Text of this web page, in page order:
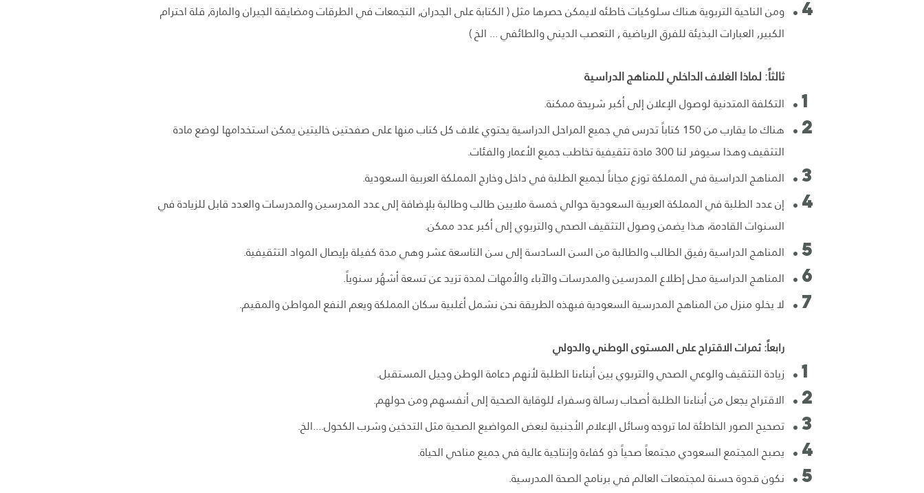
ومن الناحية التربوية هناك سلوكيات خاطئه لايمكن حصرها مثل ( الكتابة على الجدران, التجمعات في الطرقات ومضايقة الجيران والمارة, قلة احترام
الكبير, العبارات البذيئة للفرق الرياضية , التعصب الديني والطائفي ... الخ )
ثالثاً: لماذا الغلاف الداخلي للمناهج الدراسية
التكلفة المتدنية لوصول الإعلان إلى أكبر شريحة ممكنة.
هناك ما يقارب من 150 كتاباً تدرس في جميع المراحل الدراسية يحتوي غلاف كل كتاب منها على صفحتين خاليتين يمكن استخدامها لوضع مادة
التثقيف وهذا سيوفر لنا 300 مادة تثقيفية تخاطب جميع الأعمار والفئات.
المناهج الدراسية في المملكة توزع مجاناً لجميع الطلبة في داخل وخارج المملكة العربية السعودية.
إن عدد الطلبة في المملكة العربية السعودية حوالي خمسة ملايين طالب وطالبة بلإضافة إلى عدد المدرسين والمدرسات والعدد قابل للزيادة في
السنوات القادمة، هذا يضمن وصول التثقيف الصحي والتربوي إلى أكبر عدد ممكن.
المناهج الدراسية رفيق الطالب والطالبة من السن السادسة إلى سن التاسعة عشر وهي مدة كفيلة بإيصال المواد التثقيفية.
المناهج الدراسية محل إطلاع المدرسين والمدرسات والآباء والأمهات لمدة تزيد عن تسعة أشهُر سنوياً.
لا يخلو منزل من المناهج المدرسية السعودية فبهذه الطريقة نحن نشمل أغلبية سكان المملكة ويعم النفع المواطن والمقيم.
رابعاً: ثمرات الاقتراح على المستوى الوطني والدولي
زيادة التثقيف والوعي الصحي والتربوي بين أبناءنا الطلبة لأنهم دعامة الوطن وجيل المستقبل.
الاقتراح يجعل من أبناءنا الطلبة أصحاب رسالة وسفراء للوقاية الصحية إلى أنفسهم ومن حولهم.
تصحيح الصور الخاطئة لما تروجه وسائل الإعلام الأجنبية لبعض المواضيع الصحية مثل التدخين وشرب الكحول....الخ.
يصبح المجتمع السعودي مجتمعاً صحياً ذو كفاءة وإنتاجية عالية في جميع مناحي الحياة.
نكون قدوة حسنة لمجتمعات العالم في برنامج الصحة المدرسية.